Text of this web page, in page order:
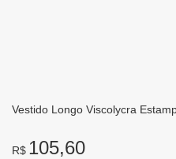
Vestido Longo Viscolycra
R$ 105,60